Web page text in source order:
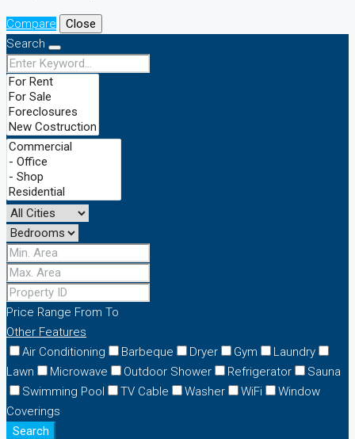
Compare
Close
Search
Price Range From To
Other Features
Air Conditioning
Barbeque Dryer Gym
Laundry
Lawn
Microwave Outdoor Shower Refrigerator
Sauna
Swimming Pool
TV Cable Washer WiFi
Window
Coverings
Search